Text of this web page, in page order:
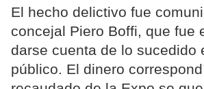
El hecho delictivo fue
concejal Piero Boffi, que fue
darse cuenta de lo sucedido
público. El dinero